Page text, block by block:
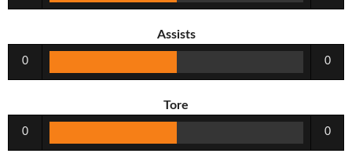
Assists
0 0
Tore
0 0